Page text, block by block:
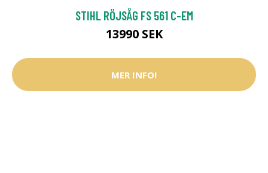
STIHL RÖJSÅG FS 561 C-EM
13990 SEK
MER INFO!